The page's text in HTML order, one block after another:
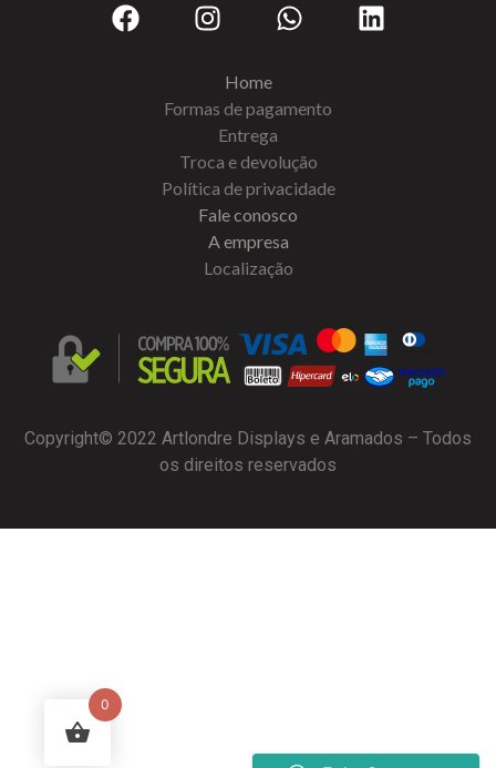
Home
Formas de pagamento
Entrega
Troca e devolução
Política de privacidade
Fale conosco
A empresa
Localização
Copyright© 2022 Artlondre Displays e Aramados – Todos
os direitos reservados
0